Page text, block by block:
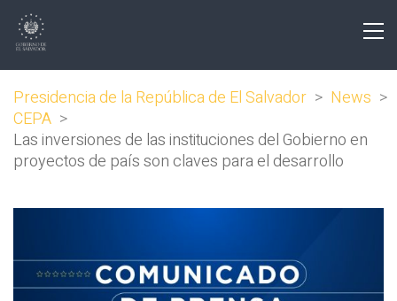
Presidencia de la República de El Salvador > News >
CEPA >
Las inversiones de las instituciones del Gobierno en
proyectos de país son claves para el desarrollo